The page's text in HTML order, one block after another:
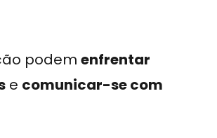
podem enfrentar
e comunicar-se com